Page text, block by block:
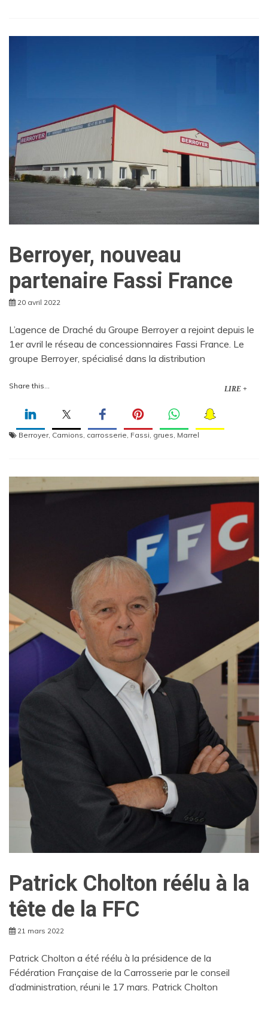
Berroyer, nouveau
partenaire Fassi France
20 avril 2022
L’agence de Draché du Groupe Berroyer a rejoint depuis le
1er avril le réseau de concessionnaires Fassi France. Le
groupe Berroyer, spécialisé dans la distribution
Share this... LIRE +
Berroyer, Camions carrosserie Fassi grues Marrel
Patrick Cholton réélu à la
tête de la FFC
21 mars 2022
Patrick Cholton a été réélu à la présidence de la
Fédération Française de la Carrosserie par le conseil
d’administration, réuni le 17 mars. Patrick Cholton